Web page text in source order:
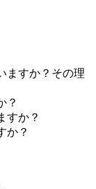
ますか？その理
？
すか？
か？